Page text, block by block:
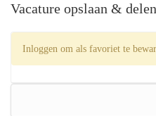
Vacature opslaan & delen
Inloggen om als favoriet te